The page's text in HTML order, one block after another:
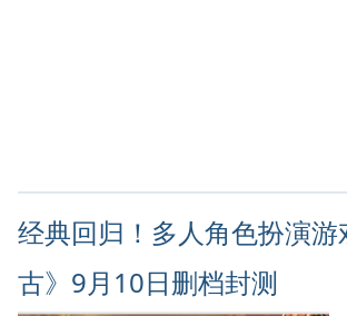
经典回归！多人角色扮演游
古》9月10日删档封测